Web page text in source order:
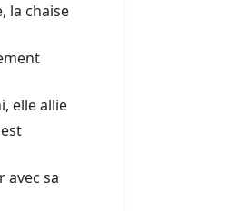
la chaise
elle allie
avec sa